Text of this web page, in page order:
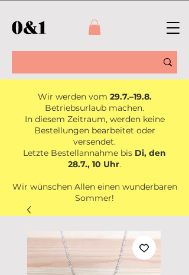
Wir werden vom 29.7.–19.8.
Betriebsurlaub machen.
In diesem Zeitraum, werden keine
Bestellungen bearbeitet oder
versendet.
Letzte Bestellannahme bis Di, den
28.7., 10 Uhr.
Wir wünschen Allen einen wunderbaren
Sommer!